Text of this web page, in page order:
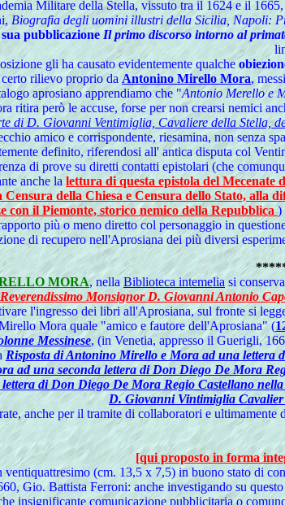
Militare della Stella, vissuto tra il 1624 e il 1665,
Biografia degli uomini illustri della Sicilia, Napoli:
pubblicazione Il primo discorso intorno al
gli ha causato evidentemente qualche
rilievo proprio daAntonino Mirello Mora,
aprosiano apprendiamo che "Antonio Merello e
ritira però le accuse, forse per non crearsi nemici
di D. Giovanni Ventimiglia, Cavaliere della Stella,
amico e corrispondente, riesamina, non senza
definito, riferendosi all' antica disputa col
di prove su diretti contatti epistolari (che
anche la lettura di questa epistola del Mecenate
della Chiesa e Censura dello Stato, alla
con il Piemonte, storico nemico della Repubblica)
più o meno diretto col personaggio in
di recupero nell'Aprosiana dei più diversi
MORA, nella Biblioteca intemelia si
Monsignor D. Giovanni Antonio
l'ingresso dei libri all'Aprosiana, sul fronte si
Mora quale "amico e fautore dell'Aprosiana" (
Messinese, (in Venetia, appresso il Guerigli,
Risposta di Antonino Mirello e Mora ad una lettera
ad una seconda lettera di Don Diego De Mora
di Don Diego De Mora Regio Castellano
D. Giovanni Vintimiglia
anche per il tramite di collaboratori e
[qui proposto in forma
(cm. 13,5 x 7,5) in buono stato di
Gio. Battista Ferroni: anche investigando su
insignificante comunicazione pubblicitaria o